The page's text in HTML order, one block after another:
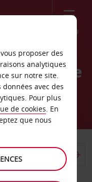
Menu
Murcie
Pérez
proposer des
analytiques
sur notre site.
avec des
Pour plus
de cookies. En
que nous